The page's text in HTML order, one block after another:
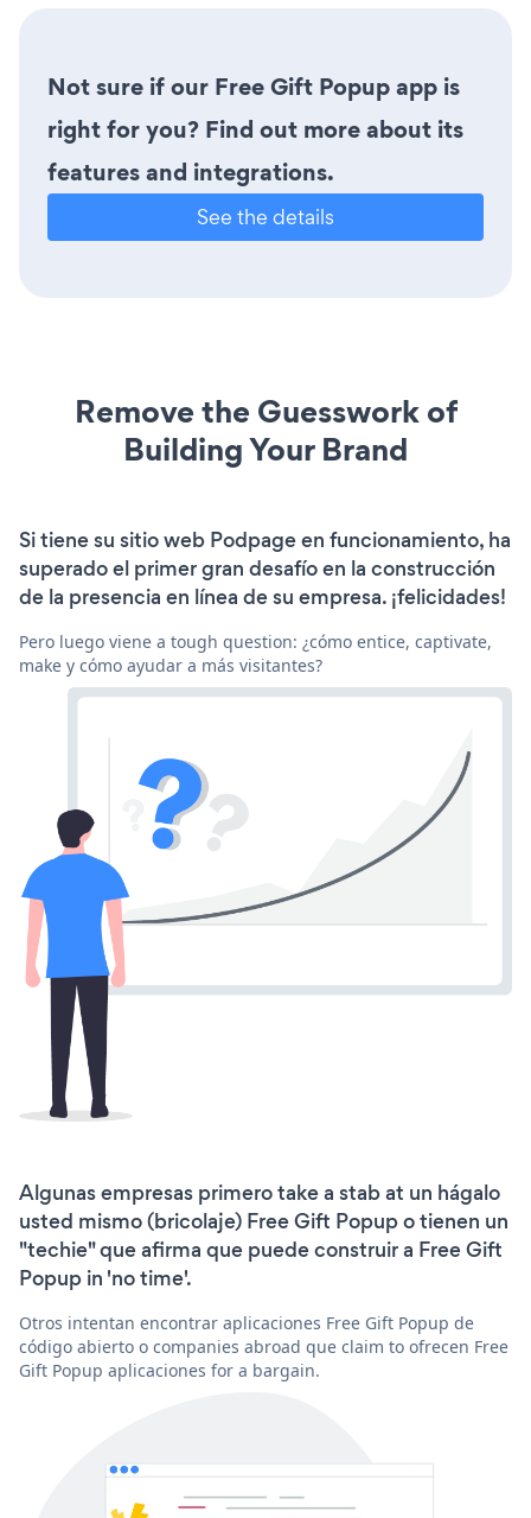
Not sure if our Free Gift Popup app is
right for you? Find out more about its
features and integrations.
See the details
Remove the Guesswork of
Building Your Brand
Si tiene su sitio web Podpage en funcionamiento, ha
superado el primer gran desafío en la construcción
de la presencia en línea de su empresa. ¡felicidades!
Pero luego viene a tough question: ¿cómo entice, captivate,
make y cómo ayudar a más visitantes?
Algunas empresas primero take a stab at un hágalo
usted mismo (bricolaje) Free Gift Popup o tienen un
"techie" que afirma que puede construir a Free Gift
Popup in 'no time'.
Otros intentan encontrar aplicaciones Free Gift Popup de
código abierto o companies abroad que claim to ofrecen Free
Gift Popup aplicaciones for a bargain.